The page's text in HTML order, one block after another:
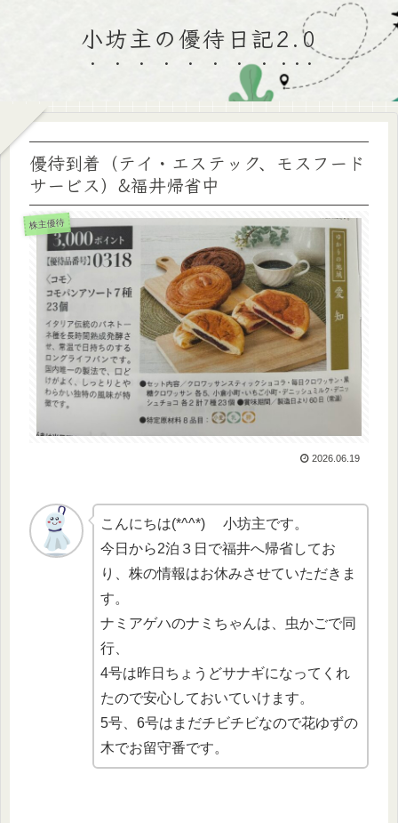
小坊主の優待日記2.0
優待到着（テイ・エステック、モスフード
サービス）&福井帰省中
株主優待
2026.06.19
こんにちは(*^^*) 小坊主です。
今日から2泊３日で福井へ帰省してお
り、株の情報はお休みさせていただきま
す。
ナミアゲハのナミちゃんは、虫かごで同
行、
4号は昨日ちょうどサナギになってくれ
たので安心しておいていけます。
5号、6号はまだチビチビなので花ゆずの
木でお留守番です。